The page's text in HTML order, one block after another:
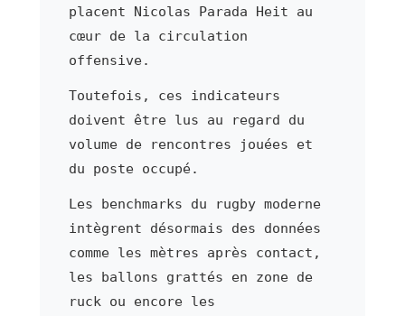
placent Nicolas Parada Heit au
cœur de la circulation
offensive.
Toutefois, ces indicateurs
doivent être lus au regard du
volume de rencontres jouées et
du poste occupé.
Les benchmarks du rugby moderne
intègrent désormais des données
comme les mètres après contact,
les ballons grattés en zone de
ruck ou encore les